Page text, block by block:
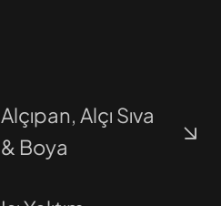
Alçıpan, Alçı Sıva
& Boya